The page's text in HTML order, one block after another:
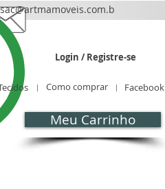
sac@artmamoveis.com.b
Login / Registre-se
Como comprar Facebook
Meu Carrinho